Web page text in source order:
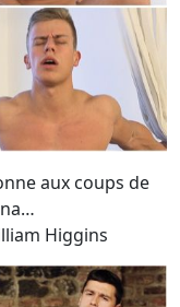
aux coups de
Higgins